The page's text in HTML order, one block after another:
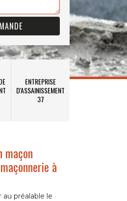
ENTREPRISE
D'ASSAINISSEMENT
37
maçon
à
préalable le